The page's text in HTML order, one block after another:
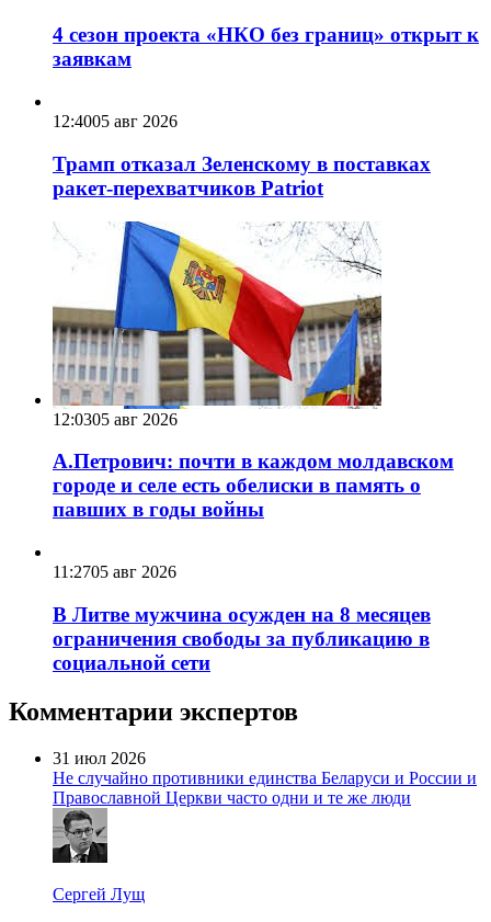
4 сезон проекта «НКО без границ» открыт к
заявкам
12:4005 авг 2026
Трамп отказал Зеленскому в поставках
ракет-перехватчиков Patriot
12:0305 авг 2026
А.Петрович: почти в каждом молдавском
городе и селе есть обелиски в память о
павших в годы войны
11:2705 авг 2026
В Литве мужчина осужден на 8 месяцев
ограничения свободы за публикацию в
социальной сети
Комментарии экспертов
31 июл 2026
Не случайно противники единства Беларуси и России и
Православной Церкви часто одни и те же люди
Сергей Лущ